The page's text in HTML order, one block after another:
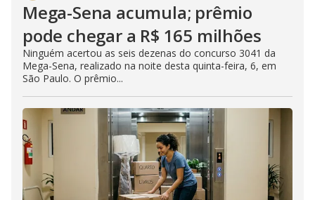
Mega-Sena acumula; prêmio
pode chegar a R$ 165 milhões
Ninguém acertou as seis dezenas do concurso 3041 da
Mega-Sena, realizado na noite desta quinta-feira, 6, em
São Paulo. O prêmio...